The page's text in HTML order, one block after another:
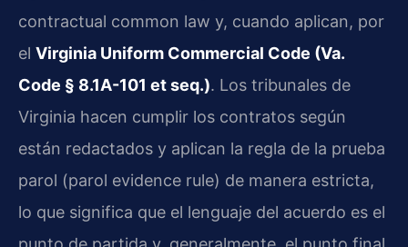
contractual common law y, cuando aplican, por
el Virginia Uniform Commercial Code (Va.
Code § 8.1A-101 et seq.). Los tribunales de
Virginia hacen cumplir los contratos según
están redactados y aplican la regla de la prueba
parol (parol evidence rule) de manera estricta,
lo que significa que el lenguaje del acuerdo es el